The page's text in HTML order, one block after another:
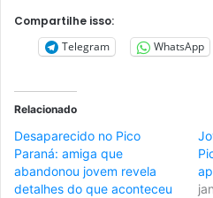
Compartilhe isso:
Telegram
WhatsApp
Relacionado
Desaparecido no Pico
Paraná: amiga que
abandonou jovem revela
detalhes do que aconteceu